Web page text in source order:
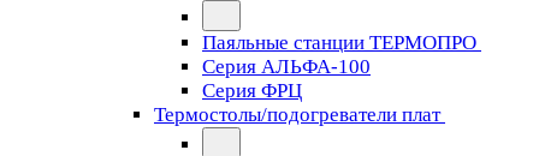
Паяльные станции ТЕРМОПРО
Серия АЛЬФА-100
Серия ФРЦ
Термостолы/подогреватели плат